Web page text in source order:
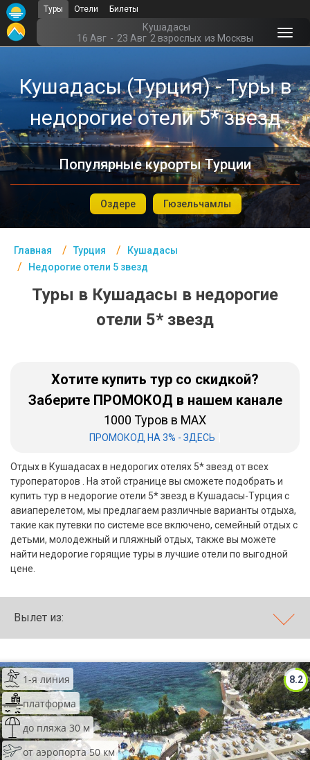
Туры Отели Билеты
Кушадасы
16 Авг - 23 Авг 2 взрослых из Москвы
Кушадасы (Турция) - Туры в
недорогие отели 5* звезд
Популярные курорты Турции
Оздере Гюзельчамлы
Главная Турция
Кушадасы
Недорогие отели 5 звезд
Туры в Кушадасы в недорогие
отели 5* звезд
Хотите купить тур со скидкой?
Заберите ПРОМОКОД в нашем канале
1000 Туров в MAX
ПРОМОКОД НА 3% - ЗДЕСЬ
Отдых в Кушадасах в недорогих отелях 5* звезд от всех
туроператоров . На этой странице вы сможете подобрать и
купить тур в недорогие отели 5* звезд в Кушадасы-Турция с
авиаперелетом, мы предлагаем различные варианты отдыха,
такие как путевки по системе все включено, семейный отдых с
детьми, молодежный и пляжный отдых, также вы можете
найти недорогие горящие туры в лучшие отели по выгодной
цене.
Вылет из:
8.2
1-я линия
платформа
до пляжа 30 м
от аэропорта 50 км
Главная
Офис г. Москва
Помощь
Подборки отелей
Турция
Египет
Хайнань
Занзибар
Абхазия
Большой Сочи
Кав Мин Воды
VIP отели 5 звезд
ТОП 10 лучших отелей 5*
ТОП 10 недорогих отелей
Лучшие отели 4* звезды
Недорогие отели 4*